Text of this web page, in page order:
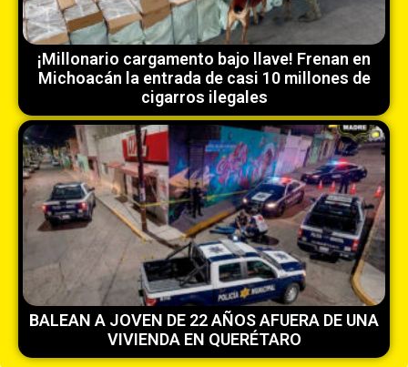
¡Millonario cargamento bajo llave! Frenan en
Michoacán la entrada de casi 10 millones de
cigarros ilegales
BALEAN A JOVEN DE 22 AÑOS AFUERA DE UNA
VIVIENDA EN QUERÉTARO